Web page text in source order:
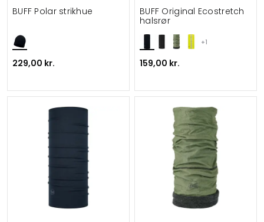
BUFF Polar strikhue
229,00 kr.
+1
BUFF Original Ecostretch
halsrør
159,00 kr.